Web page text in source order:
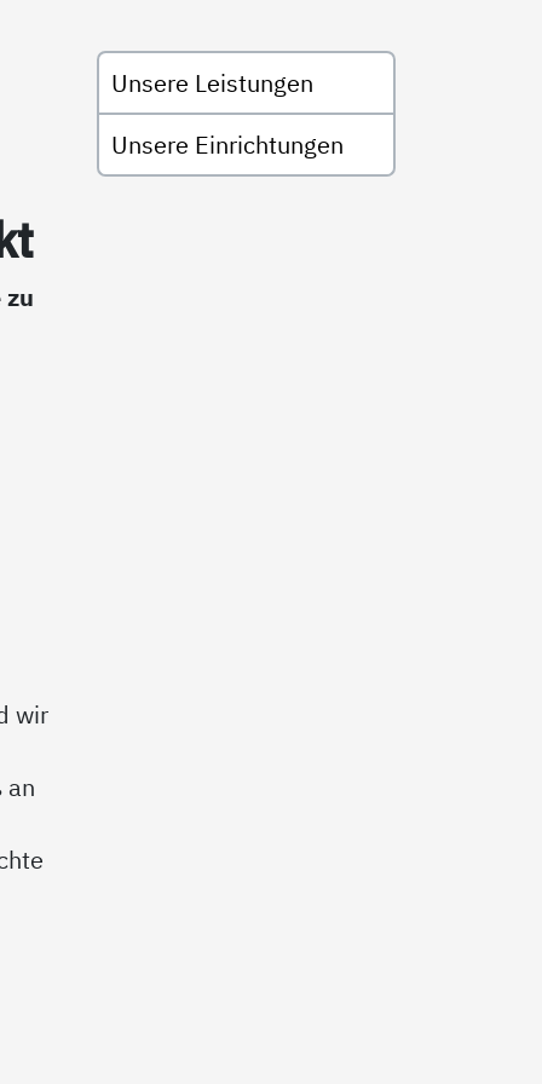
wir
an
Untermenü
Unsere Leistungen
Unsere Einrichtungen